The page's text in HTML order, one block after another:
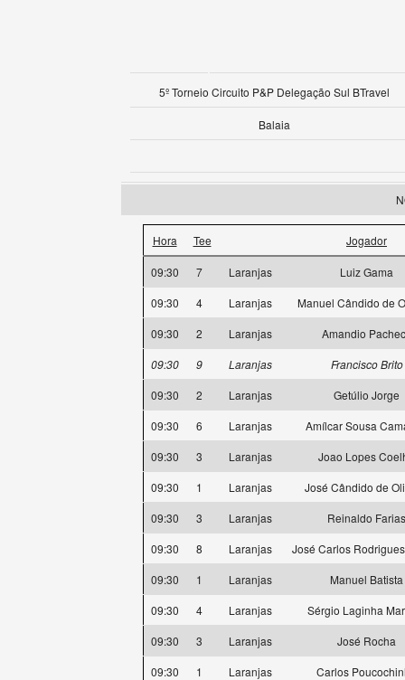
5º Torneio Circuito P&P Delegação Sul BTravel
Balaia
Hora Tee Jogador
09:30 7 Laranjas
Luiz Gama
09:30
4 Laranjas
Manuel Cândido de
09:30
2 Laranjas
Amandio
09:30
9 Laranjas
Francisco Brito
09:30
2 Laranjas
Getúlio Jorge
09:30
6 Laranjas
Amílcar Sousa
09:30
3 Laranjas
Joao Lopes
09:30
1 Laranjas
José Cândido de
09:30
3 Laranjas
Reinaldo Farias
09:30
8 Laranjas
José Carlos
09:30
1 Laranjas
Manuel Batista
09:30
4 Laranjas
Sérgio Laginha
09:30
3 Laranjas
José Rocha
09:30
1 Laranjas
Carlos